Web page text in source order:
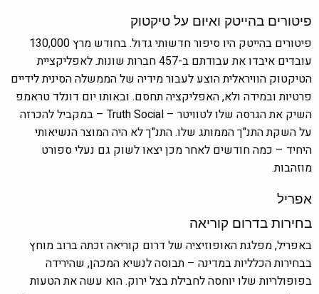
פיטורים בהייטק ואיום על טיקטוק
פיטורים בהייטק היו סיפור חדשותי גדול. בחודש מרץ 130,000
עובדים איבדו את עבודתם ב-457 חברות שונות. לאפליקציית
הטיקטוק הוויראלית הוצע לעבור מידיה של הממשלה הסינית לידיים
פרטיות ובמידה ולא, האפליקציה תחסם. ובאותו יום דונלד טראמפ
השיק את הגרסה שלו לטוויטר – Truth Social – במקביל להכרזה
על השקת התנ"ך הממותג שלו. התנ"ך לא היה המוצר הנשיאותי
היחיד – כמה חודשים לאחר מכן יצאו לשוק גם נעלי ספורט
מוזהבות.
אפריל
בחירות בדרום קוריאה
באפריל, מפלגת האופוזיציה של דרום קוריאה זכתה ברוב מוחץ
בבחירות הכלליות במדינה – תבוסה לנשיא המכהן, שהירידה
בפופולריות שלו יוחסה לחבילת בצל ירוק. הוא עשה את הטעות